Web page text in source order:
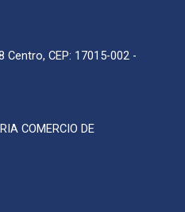
Centro, CEP: 17015-002 -
COMERCIO DE